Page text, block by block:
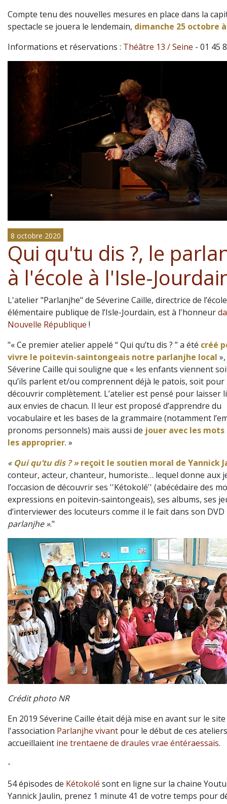
Compte tenu des nouvelles mesures en place dans la
spectacle se jouera le lendemain, dimanche 25 octobre
Informations et réservations : Théâtre 13 / Seine - 01 45
8 octobre 2020
Qui qu'tu dis ?, le
à l'école à l'Isle-
L'atelier "Parlanjhe" de Séverine Caille, directrice de l’école
élémentaire publique de l’Isle-Jourdain, est à l'honneur
Nouvelle République !
"« Ce premier atelier appelé “ Qui qu’tu dis ? ” a été créé
vivre le poitevin-saintongeais notre parlanjhe local
Séverine Caille qui souligne que « les enfants viennent
qu’ils parlent et/ou comprennent déjà le patois, soit pour
découvrir complètement. L’atelier est pensé pour laisser
aux envies de chacun. Il leur est proposé d’apprendre du
vocabulaire et les bases de la grammaire (notamment
pronoms personnels) mais aussi de jouer avec les mots
les approprier. »
« Qui qu’tu dis ? »reçoit le soutien moral de Yannick
conteur, acteur, chanteur, humoriste… lequel donne aux
l’occasion de découvrir ses ''Kétokolé'' (abécédaire des
expressions en poitevin-saintongeais), ses albums, ses
d’interviewer des locuteurs comme il le fait dans son
parlanjhe »."
Crédit photo NR
En 2019 Séverine Caille était déjà mise en avant sur le
l'association Parlanjhe vivant pour le début de ces
accueillaient ine trentaene de draules vrae éntéraessais.
-
54 épisodes de Kétokolé sont en ligne sur la chaine
Yannick Jaulin, prenez 1 minute 41 de votre temps pour